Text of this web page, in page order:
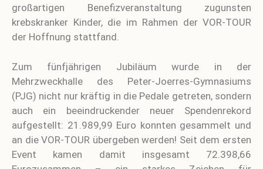
großartigen Benefizveranstaltung zugunsten
krebskranker Kinder, die im Rahmen der VOR-TOUR
der Hoffnung stattfand.
Zum fünfjährigen Jubiläum wurde in der
Mehrzweckhalle des Peter-Joerres-Gymnasiums
(PJG) nicht nur kräftig in die Pedale getreten, sondern
auch ein beeindruckender neuer Spendenrekord
aufgestellt: 21.989,99 Euro konnten gesammelt und
an die VOR-TOUR übergeben werden! Seit dem ersten
Event kamen damit insgesamt 72.398,66